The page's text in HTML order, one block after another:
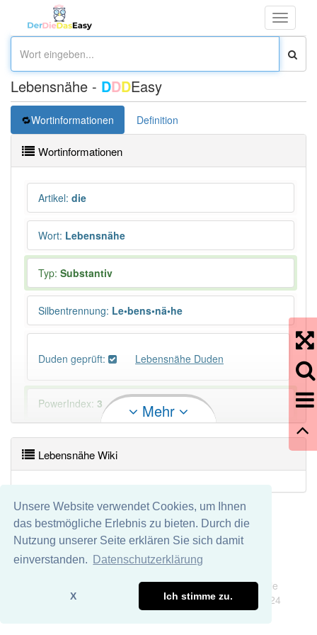
Unsere Website verwendet Cookies, um Ihnen
das bestmögliche Erlebnis zu bieten. Durch die
Nutzung unserer Seite erklären Sie sich damit
einverstanden.
Datenschutzerklärung
X Ich stimme zu.
Toggle
Lebensnähe - DDDEasy
Wortinformationen Definition
Wortinformationen
Artikel: die
Wort: Lebensnähe
Typ: Substantiv
Silbentrennung: Le•bens•nä•he
Duden geprüft: Lebensnähe Duden
PowerIndex: 3
Häufigkeit: 4 von 10
Wörter mit Endung -lebensnähe
aber mit einem
anderen Artikeldie: 0
80% unserer Spielapp-Nutzer haben den Artikel
Mehr
Lebensnähe Wiki
Wir übernehmen keine Garantie und keine Haftung für die
Richtigkeit und Vollständigkeit dieser Seite. DDDEasy 2024